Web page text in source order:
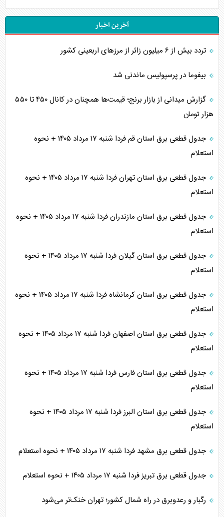
آخرین اخبار
تردد بیش از ۶ میلیون زائر از مرزهای اربعینی کشور
بیفوما در پرسپولیس ماندنی شد
گزارش میدانی از بازار برنج؛ قیمت‌ها همچنان در کانال ۴۵۰ تا ۵۵۰
هزار تومان
جدول قطعی برق استان قم فردا شنبه ۱۷ مرداد ۱۴۰۵ + نحوه
استعلام
جدول قطعی برق استان تهران فردا شنبه ۱۷ مرداد ۱۴۰۵ + نحوه
استعلام
جدول قطعی برق استان مازندران فردا شنبه ۱۷ مرداد ۱۴۰۵ + نحوه
استعلام
جدول قطعی برق استان گیلان فردا شنبه ۱۷ مرداد ۱۴۰۵ + نحوه
استعلام
جدول قطعی برق استان کرمانشاه فردا شنبه ۱۷ مرداد ۱۴۰۵ + نحوه
استعلام
جدول قطعی برق استان اصفهان فردا شنبه ۱۷ مرداد ۱۴۰۵ + نحوه
استعلام
جدول قطعی برق استان فارس فردا شنبه ۱۷ مرداد ۱۴۰۵ + نحوه
استعلام
جدول قطعی برق استان البرز فردا شنبه ۱۷ مرداد ۱۴۰۵ + نحوه
استعلام
جدول قطعی برق مشهد فردا شنبه ۱۷ مرداد ۱۴۰۵ + نحوه استعلام
جدول قطعی برق تبریز فردا شنبه ۱۷ مرداد ۱۴۰۵ + نحوه استعلام
رگبار و رعدوبرق در راه شمال کشور؛ تهران خنک‌تر می‌شود